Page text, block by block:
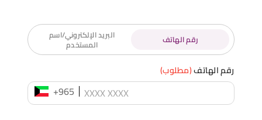
رقم الهاتف البريد الإلكتروني/اسم
المستخدم
رقم الهاتف(مطلوب)
+965